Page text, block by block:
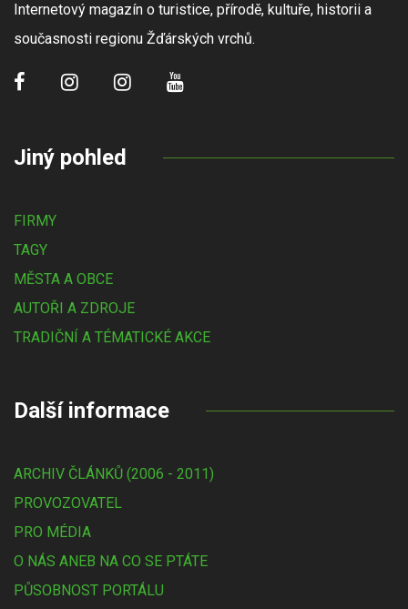
Internetový magazín o turistice, přírodě, kultuře, historii a
současnosti regionu Žďárských vrchů.
Jiný pohled
FIRMY
TAGY
MĚSTA A OBCE
AUTOŘI A ZDROJE
TRADIČNÍ A TÉMATICKÉ AKCE
Další informace
ARCHIV ČLÁNKŮ (2006 - 2011)
PROVOZOVATEL
PRO MÉDIA
O NÁS ANEB NA CO SE PTÁTE
PŮSOBNOST PORTÁLU